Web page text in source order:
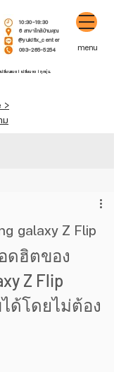
10:30-19:30
6 สาขาใกล้บ้านคุณ
@yukifix_center
093-265-5254
ลี่ยนแบต l เปลี่ยนจอ l ทุกรุ่น.
menu
>
ม
galaxy Z Flip
ดฮิตของ
Z Flip
ด้โดยไม่ต้อง